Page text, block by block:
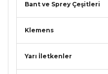
Bant ve Sprey Çeşitleri
Klemens
Yarı İletkenler